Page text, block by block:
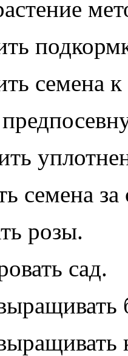
семена
семена за
розы.
сад.